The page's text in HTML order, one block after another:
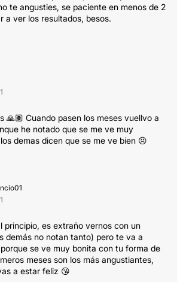
te angusties, se paciente en menos de 2
a ver los resultados, besos.
🙏🏽 Cuando pasen los meses vuellvo a
he notado que se me ve muy
demas dicen que se me ve bien 😣
principio, es extraño vernos con un
demás no notan tanto) pero te va a
se ve muy bonita con tu forma de
meses son los más angustiantes,
a estar feliz 😘